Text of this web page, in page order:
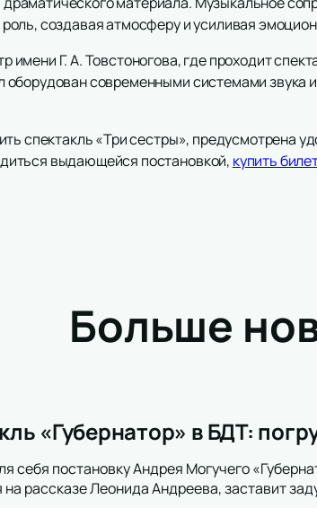
создавая атмосферу и усиливая
имени Г. А. Товстоногова, где проходит
оборудован современными системами звука
спектакль «Три сестры», предусмотрена
выдающейся постановкой, купить
Больше
«Губернатор» в БДТ:
себя постановку Андрея Могучего
рассказе Леонида Андреева, заставит